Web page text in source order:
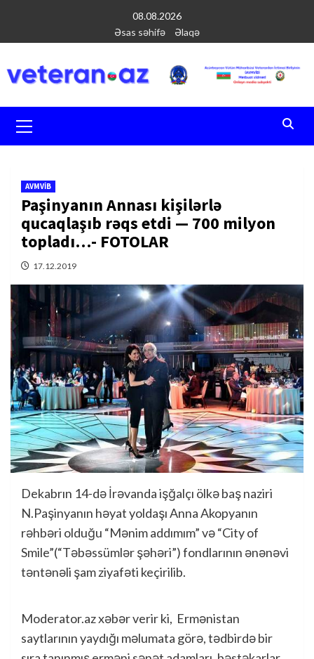
содержимому
08.08.2026
Əsas səhifə
Əlaqə
меню
AVMVİB
Paşinyanın Annası kişilərlə
qucaqlaşıb rəqs etdi — 700 milyon
topladı…- FOTOLAR
17.12.2019
Dekabrın 14-də İrəvanda işğalçı ölkə baş naziri
N.Paşinyanın həyat yoldaşı Anna Akopyanın
rəhbəri olduğu “Mənim addımım” və “City of
Smile”(“Təbəssümlər şəhəri”) fondlarının ənənəvi
təntənəli şam ziyafəti keçirilib.
Moderator.az xəbər verir ki, Ermənistan
saytlarının yaydığı məlumata görə, tədbirdə bir